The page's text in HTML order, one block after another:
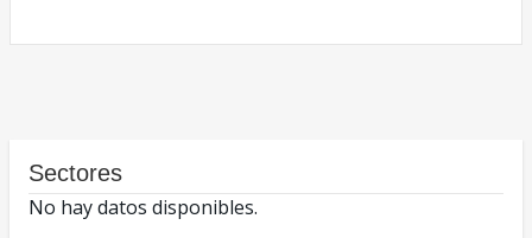
Sectores
No hay datos disponibles.